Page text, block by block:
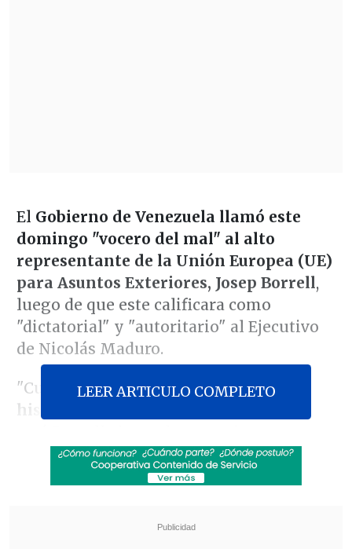
El Gobierno de Venezuela llamó este
domingo "vocero del mal" al alto
representante de la Unión Europea (UE)
para Asuntos Exteriores, Josep Borrell,
luego de que este calificara como
"dictatorial" y "autoritario" al Ejecutivo
de Nicolás Maduro.
"Cuando decimosel basural de la
historia
entrevista,vocero del mal , una retirada
de la política con las manos manchadas
intentos por dañar al pueblo
LEER ARTICULO COMPLETO